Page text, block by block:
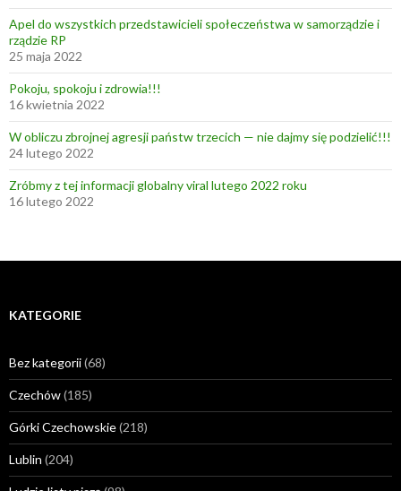
Apel do wszystkich przedstawicieli społeczeństwa w samorządzie i
rządzie RP
25 maja 2022
Pokoju, spokoju i zdrowia!!!
16 kwietnia 2022
W obliczu zbrojnej agresji państw trzecich — nie dajmy się podzielić!!!
24 lutego 2022
Zróbmy z tej informacji globalny viral lutego 2022 roku
16 lutego 2022
KATEGORIE
Bez kategorii(68)
Czechów(185)
Górki Czechowskie(218)
Lublin (204)